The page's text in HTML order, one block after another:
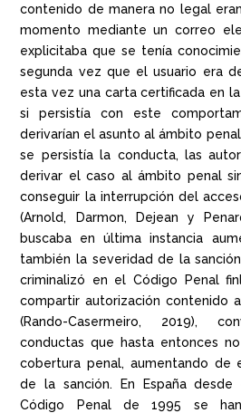
contenido de manera no legal
momento mediante un correo
explicitaba que se tenía
segunda vez que el usuario era
esta vez una carta certificada en
si persistía con este
derivarían el asunto al ámbito
se persistía la conducta, las
derivar el caso al ámbito penal
conseguir la interrupción del
(Arnold, Darmon, Dejean y
buscaba en última instancia
también la severidad de la
criminalizó en el Código Penal
compartir autorización contenido
(Rando-Casermeiro, 2019),
conductas que hasta entonces
cobertura penal, aumentando de
de la sanción. En España
Código Penal de 1995 se